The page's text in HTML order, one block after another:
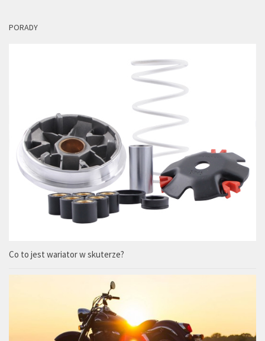
PORADY
Co to jest wariator w skuterze?